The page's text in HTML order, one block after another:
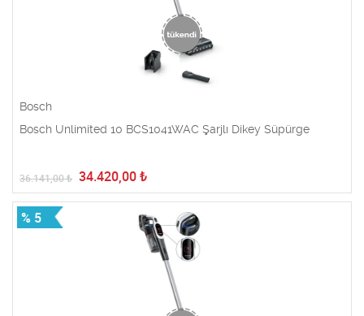
Bosch
Bosch Unlimited 10 BCS1041WAC Şarjlı Dikey Süpürge
36.141,00₺ 34.420,00 ₺
% 5